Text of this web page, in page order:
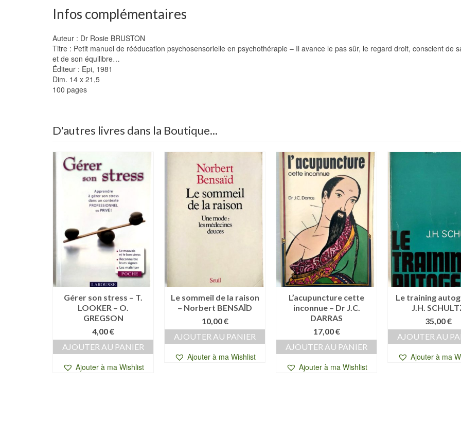
Infos complémentaires
Auteur : Dr Rosie BRUSTON
Titre : Petit manuel de rééducation psychosensorielle en psychothérapie – Il avance le pas sûr, le regard droit, conscient de
et de son équilibre…
Éditeur : Epi, 1981
Dim. 14 x 21,5
100 pages
D'autres livres dans la Boutique...
Gérer son stress – T.
LOOKER – O.
GREGSON
4,00€
AJOUTER AU PANIER
Ajouter à ma Wishlist
Le sommeil de la raison
– Norbert BENSAÏD
10,00€
AJOUTER AU PANIER
Ajouter à ma Wishlist
L’acupuncture cette
inconnue – Dr J.C.
DARRAS
17,00€
AJOUTER AU PANIER
Ajouter à ma Wishlist
Le training
J.H.
35,00€
AJOUTER AU
Ajouter à ma